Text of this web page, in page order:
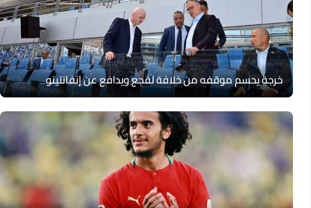
خرجة يحسم موقفه من خلافة لقجع ويدافع عن إنفانتينو